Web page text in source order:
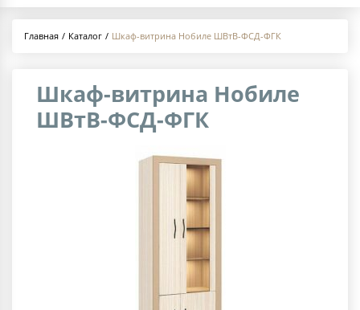
Главная Каталог Шкаф-витрина Нобиле ШВтВ-ФСД-ФГК
Шкаф-витрина Нобиле
ШВтВ-ФСД-ФГК